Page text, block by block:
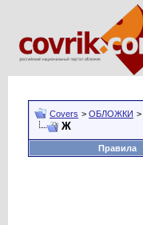
Covers > ОБЛОЖКИ >
Ж
Правила